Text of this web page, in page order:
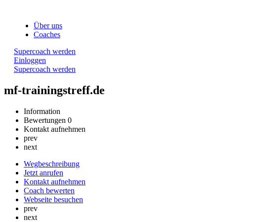
Über uns
Coaches
Supercoach werden
Einloggen
Supercoach werden
mf-trainingstreff.de
Information
Bewertungen 0
Kontakt aufnehmen
prev
next
Wegbeschreibung
Jetzt anrufen
Kontakt aufnehmen
Coach bewerten
Webseite besuchen
prev
next